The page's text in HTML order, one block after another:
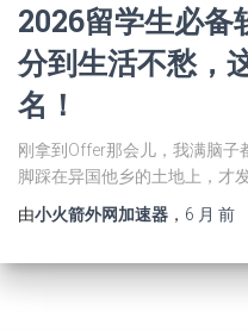
2026留学生必备
分到生活不愁，
名！
刚拿到Offer那会儿，我满脑子
脚踩在异国他乡的土地上，才
由小火箭外网加速器 ， 6 月 前